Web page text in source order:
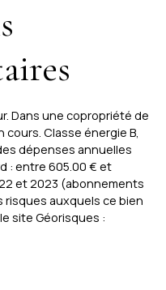
Dans une copropriété de
Classe énergie B,
dépenses annuelles
: entre 605.00 € et
et 2023 (abonnements
risques auxquels ce bien
site Géorisques :